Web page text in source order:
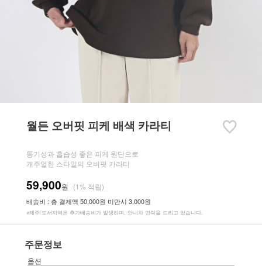
월든 오버핏 피케 배색 카라티
통기성과 흡습성 좋은 피케 원단으로
캐주얼한 스타일의 오버핏 카라티
59,900원 (1% 적립)
배송비 : 총 결제액 50,000원 미만시 3,000원
※제주/도서지역은 추가배송비가 발생하며, 안내차 연락을 드리고 있습니다.
주문정보
옵션